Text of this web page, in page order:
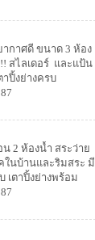
กาศดี ขนาด 3 ห้อง
สไลเดอร์ และแป้น
ปิ้งย่างครบ
2 ห้องน้ำ สระว่าย
ในบ้านและริมสระ มี
ตาปิ้งย่างพร้อม